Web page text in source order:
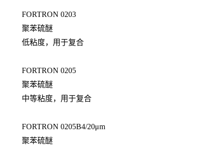
FORTRON 0203
聚苯硫醚
低粘度，用于复合
FORTRON 0205
聚苯硫醚
中等粘度，用于复合
FORTRON 0205B4/20μm
聚苯硫醚